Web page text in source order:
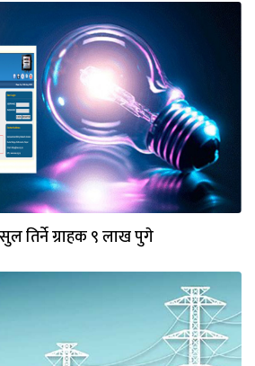
तिर्ने ग्राहक ९ लाख पुगे